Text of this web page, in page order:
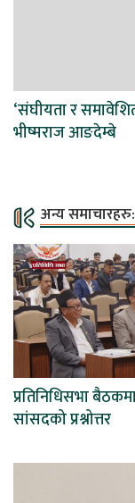
‘संघीयता र
भीष्मराज आङदेम्बे
अन्य समाचारहरु:
प्रतिनिधिसभा
सांसदको प्रश्नोत्तर